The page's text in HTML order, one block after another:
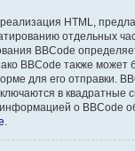
HTML,
отдельных
BBCode
BBCode также может
для его отправки.
в квадратные
о BBCode